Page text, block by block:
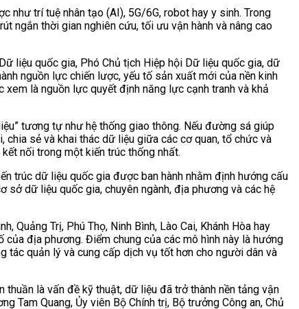
như trí tuệ nhân tạo (AI), 5G/6G, robot hay y sinh. Trong
ngắn thời gian nghiên cứu, tối ưu vận hành và nâng cao
liệu quốc gia, Phó Chủ tịch Hiệp hội Dữ liệu quốc gia, dữ
nguồn lực chiến lược, yếu tố sản xuất mới của nền kinh
là nguồn lực quyết định năng lực cạnh tranh và khả
tương tự như hệ thống giao thông. Nếu đường sá giúp
sẻ và khai thác dữ liệu giữa các cơ quan, tổ chức và
nối trong một kiến trúc thống nhất.
trúc dữ liệu quốc gia được ban hành nhằm định hướng cấu
sở dữ liệu quốc gia, chuyên ngành, địa phương và các hệ
Quảng Trị, Phú Thọ, Ninh Bình, Lào Cai, Khánh Hòa hay
địa phương. Điểm chung của các mô hình này là hướng
tác quản lý và cung cấp dịch vụ tốt hơn cho người dân và
là vấn đề kỹ thuật, dữ liệu đã trở thành nền tảng vận
Tam Quang, Ủy viên Bộ Chính trị, Bộ trưởng Công an, Chủ